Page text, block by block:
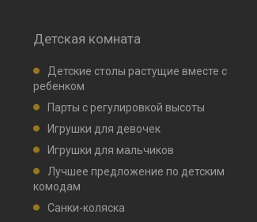
Детская комната
Детские столы растущие вместе с
ребенком
Парты с регулировкой высоты
Игрушки для девочек
Игрушки для мальчиков
Лучшее предложение по детским
комодам
Санки-коляска